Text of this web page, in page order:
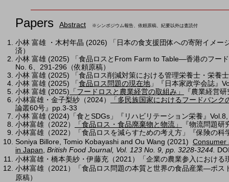
Papers Abstract ※シンポジウム報告、依頼原稿、紀要以外は査読付
小林 富雄 ・木村年晶 (2026) 「日本の食支援団体への寄附イメ
済）
小林 富雄 (2025) 「食品ロスとFrom Farm to Table―香港のフー
No. 6、291-296 （依頼原稿）
小林 富雄 (2025) 「食品ロス削減対策における管理栄養士・栄養
小林 富雄 (2025) 「 食品ロス問題の現在地 」『日本家政学会誌』
小林 富雄 (2025) 「フードロスと農業経営の取組み」
『農業経営
小林富雄・金子梨紗（2024）
「多民族国家におけるフードバン
論叢60号』pp.3-33
小林 富雄 (2024)「食とSDGs」『リハビリテーション栄養』
小林富雄（2022）
「食品ロス・食品廃棄物と物流」
『物流問題
小林富雄（2022）「食品ロスを減らすための考え方」『保険の
Soniya Billore, Tomio Kobayashi and Ou Wang (2021) Consumer
in Japan British Food Journal, Vol. 123 No. 9, pp. 3228-3244.
小林富雄・橋本美紗・伊藤充（2021）「企業の農業参入におけ
小林富雄（2021）「食品ロス問題の本質と世界の食品産業―ポ
原稿）